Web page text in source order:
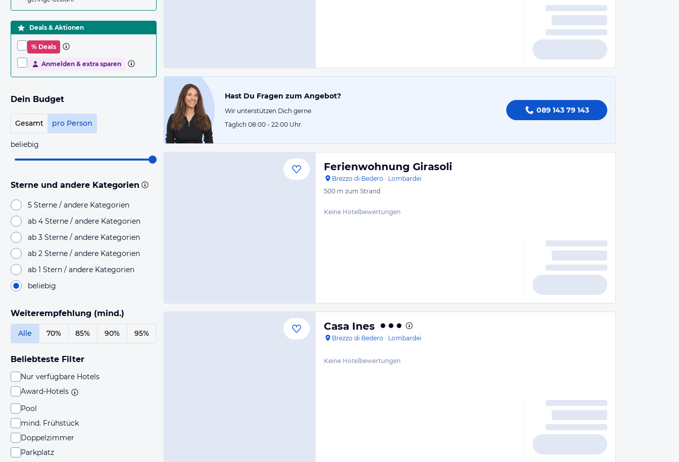
Deals & Aktionen
% Deals
Anmelden & extra sparen
Dein Budget
Gesamt pro Person
beliebig
Sterne und andere Kategorien
5 Sterne / andere Kategorien
ab 4 Sterne / andere Kategorien
ab 3 Sterne / andere Kategorien
ab 2 Sterne / andere Kategorien
ab 1 Stern / andere Kategorien
beliebig
Weiterempfehlung (mind.)
Alle 70% 85% 90% 95%
Beliebteste Filter
Nur verfügbare Hotels
Award-Hotels
Pool
mind. Frühstück
Doppelzimmer
Parkplatz
Hast Du Fragen zum Angebot?
Wir unterstützen Dich gerne.
Täglich 08:00 - 22:00 Uhr.
089 143 79 143
Ferienwohnung Girasoli
Brezzo di Bedero · Lombardei
500 m zum Strand
Keine Hotelbewertungen
Casa Ines
Brezzo di Bedero · Lombardei
Keine Hotelbewertungen